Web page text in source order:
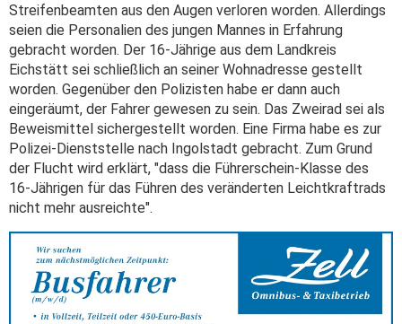
Streifenbeamten aus den Augen verloren worden. Allerdings
seien die Personalien des jungen Mannes in Erfahrung
gebracht worden. Der 16-Jährige aus dem Landkreis
Eichstätt sei schließlich an seiner Wohnadresse gestellt
worden. Gegenüber den Polizisten habe er dann auch
eingeräumt, der Fahrer gewesen zu sein. Das Zweirad sei als
Beweismittel sichergestellt worden. Eine Firma habe es zur
Polizei-Dienststelle nach Ingolstadt gebracht. Zum Grund
der Flucht wird erklärt, "dass die Führerschein-Klasse des
16-Jährigen für das Führen des veränderten Leichtkraftrads
nicht mehr ausreichte".